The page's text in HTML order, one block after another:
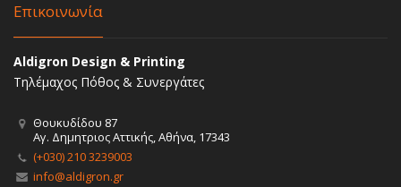
Επικοινωνία
Aldigron Design & Printing
Τηλέμαχος Πόθος & Συνεργάτες
Θουκυδίδου 87
Αγ. Δημητριος Αττικής, Αθήνα, 17343
(+030) 210 3239003
info@aldigron.gr